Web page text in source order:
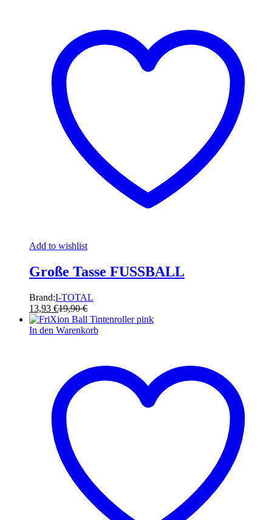
Add to wishlist
Große Tasse FUSSBALL
Brand:I-TOTAL
13,93 €19,90€
In den Warenkorb